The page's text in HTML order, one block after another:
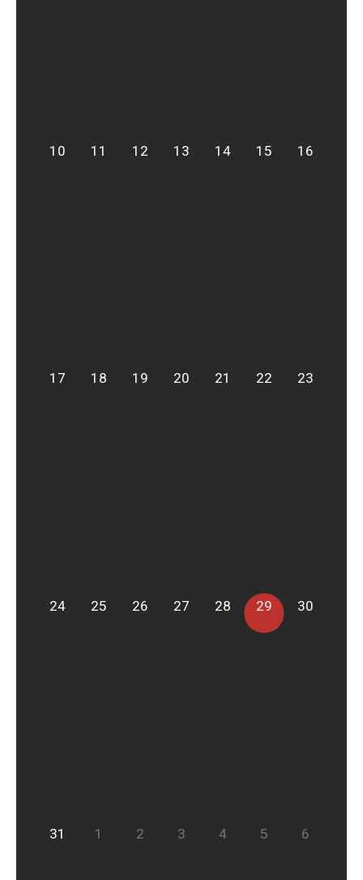
10 11 12 13 14 15 16
17 18 19 20 21 22 23
24 25 26 27 28 29 30
31 1 2 3 4 5 6